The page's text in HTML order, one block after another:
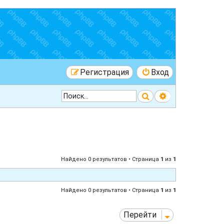
Вход
Регистрация
ПоискРасширенный
Найдено 0 результатов • Страница 1 из 1
Найдено 0 результатов • Страница 1 из 1
Перейти